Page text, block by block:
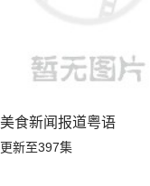
美食新闻报道粤语
更新至397集